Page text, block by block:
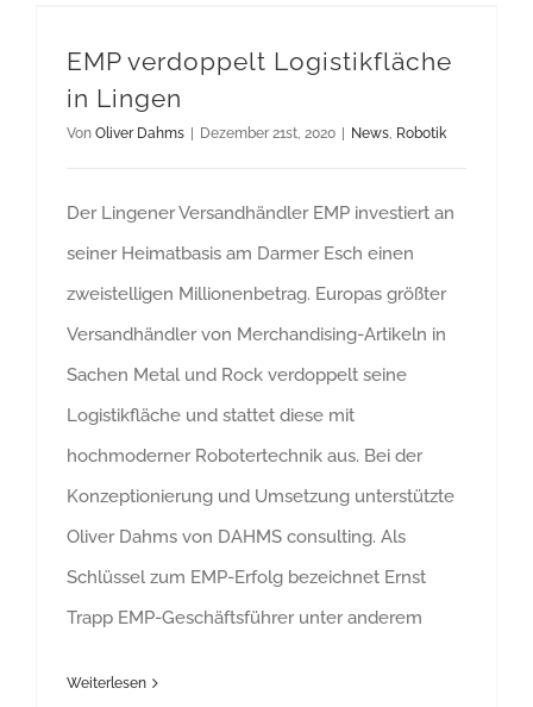
EMP verdoppelt Logistikfläche
in Lingen
Von Oliver Dahms Dezember 21st, 2020 News, Robotik
Der Lingener Versandhändler EMP investiert an
seiner Heimatbasis am Darmer Esch einen
zweistelligen Millionenbetrag. Europas größter
Versandhändler von Merchandising-Artikeln in
Sachen Metal und Rock verdoppelt seine
Logistikfläche und stattet diese mit
hochmoderner Robotertechnik aus. Bei der
Konzeptionierung und Umsetzung unterstützte
Oliver Dahms von DAHMS consulting. Als
Schlüssel zum EMP-Erfolg bezeichnet Ernst
Trapp EMP-Geschäftsführer unter anderem
Weiterlesen